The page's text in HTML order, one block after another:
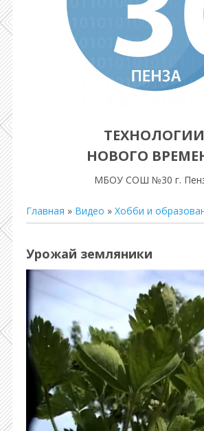
ТЕХНОЛОГИИ
НОВОГО
МБОУ СОШ №30 г.
Главная » Видео » Хобби и
Урожай земляники